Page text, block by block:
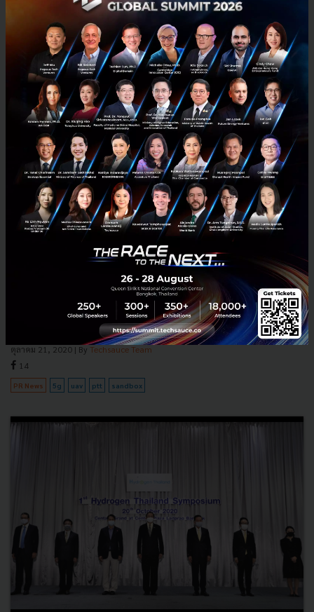
ptt ais
ปตท. ผนึกพันธมิตร ประกาศความพร้อมวังจันทร์วัลเลย์ เดินหน้า
5G x UAV SANDBOX ปลดล็อกการบินโดรนแห่งแรกของไทย
ปตท. เปิดมิติใหม่ในการนำเทคโนโลยี 5G มาเพิ่มขีดความสามารถการใช้งาน
โดรน เพื่อการพัฒนาเมืองอย่างยั่งยืน และเปิดโอกาสให้ผู้สนใจ ร่วมทดสอบ
เพื่อการวิจัยเป็นแห่งแรกของประเทศ พร้อมรับสิทธ...
ตุลาคม 21, 2020 | By Techsauce Team
14
PR News 5g uav ptt sandbox